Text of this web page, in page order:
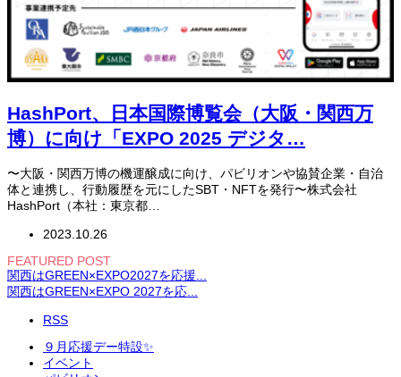
HashPort、日本国際博覧会（大阪・関西万
博）に向け「EXPO 2025 デジタ…
〜大阪・関西万博の機運醸成に向け、パビリオンや協賛企業・自治
体と連携し、行動履歴を元にしたSBT・NFTを発行〜株式会社
HashPort（本社：東京都…
2023.10.26
FEATURED POST
関西はGREEN×EXPO2027を応援...
関西はGREEN×EXPO 2027を応...
RSS
９月応援デー特設✨
イベント